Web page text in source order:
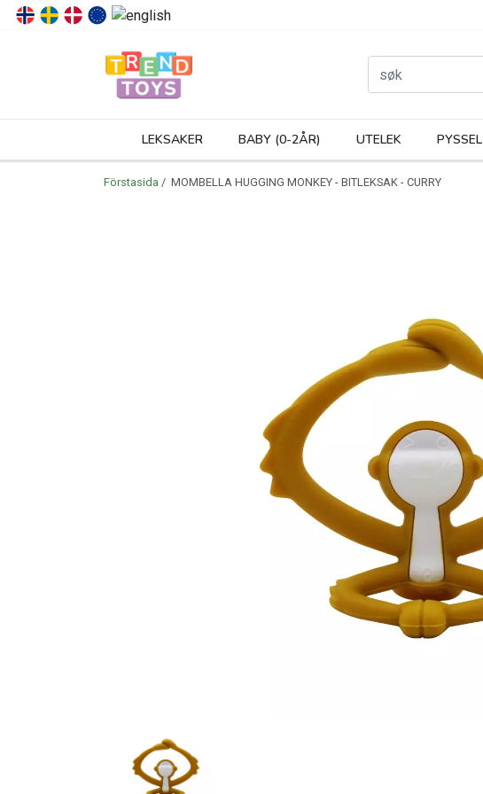
LEKSAKER BABY (0-2ÅR) UTELEK PYSSEL
Förstasida / MOMBELLA HUGGING MONKEY - BITLEKSAK - CURRY